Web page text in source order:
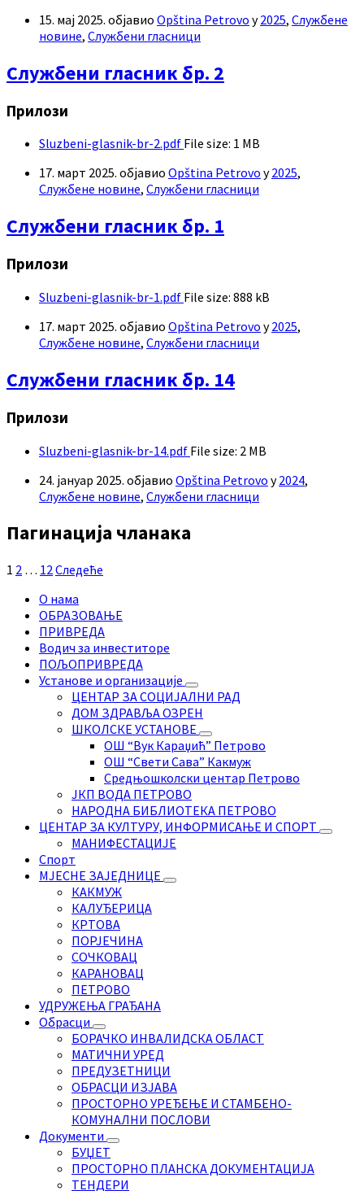
15. мај 2025. објавио Opština Petrovo у2025, Службене
новине, Службени гласници
Службени гласник бр. 2
Прилози
Sluzbeni-glasnik-br-2.pdf File size: 1 MB
17. март 2025. објавио Opština Petrovo у2025,
Службене новине, Службени гласници
Службени гласник бр. 1
Прилози
Sluzbeni-glasnik-br-1.pdf File size: 888 kB
17. март 2025. објавио Opština Petrovo у2025,
Службене новине, Службени гласници
Службени гласник бр. 14
Прилози
Sluzbeni-glasnik-br-14.pdf File size: 2 MB
24. јануар 2025. објавио Opština Petrovo у2024,
Службене новине, Службени гласници
Пагинација чланака
1 2 … 12Следеће
О нама
ОБРАЗОВАЊЕ
ПРИВРЕДА
Водич за инвеститоре
ПОЉОПРИВРЕДА
Установе и организације
ЦЕНТАР ЗА СОЦИЈАЛНИ РАД
ДОМ ЗДРАВЉА ОЗРЕН
ШКОЛСКЕ УСТАНОВЕ
ОШ “Вук Караџић” Петрово
ОШ “Свети Сава” Какмуж
Средњошколски центар Петрово
ЈКП ВОДА ПЕТРОВО
НАРОДНА БИБЛИОТЕКА ПЕТРОВО
ЦЕНТАР ЗА КУЛТУРУ, ИНФОРМИСАЊЕ И СПОРТ
МАНИФЕСТАЦИЈЕ
Спорт
МЈЕСНЕ ЗАЈЕДНИЦЕ
КАКМУЖ
КАЛУЂЕРИЦА
КРТОВА
ПОРЈЕЧИНА
СОЧКОВАЦ
КАРАНОВАЦ
ПЕТРОВО
УДРУЖЕЊА ГРАЂАНА
Обрасци
БОРАЧКО ИНВАЛИДСКА ОБЛАСТ
МАТИЧНИ УРЕД
ПРЕДУЗЕТНИЦИ
ОБРАСЦИ ИЗЈАВА
ПРОСТОРНО УРЕЂЕЊЕ И СТАМБЕНО-
КОМУНАЛНИ ПОСЛОВИ
Документи
БУЏЕТ
ПРОСТОРНО ПЛАНСКА ДОКУМЕНТАЦИЈА
ТЕНДЕРИ